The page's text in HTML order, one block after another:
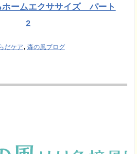
ホームエクササイズ パート
2
だケア, 森の風ブログ